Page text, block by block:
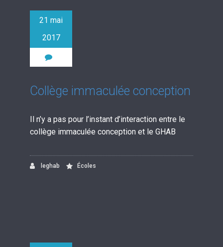
21 mai
2017
Collège immaculée conception
Il n’y a pas pour l’instant d’interaction entre le
collège immaculée conception et le GHAB
leghab Écoles